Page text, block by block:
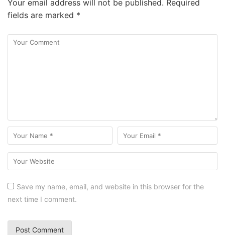
Your email address will not be published. Required
fields are marked *
Save my name, email, and website in this browser for the
next time I comment.